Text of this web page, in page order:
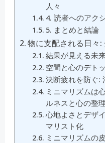
人々
4. 読者へのアク
5. まとめと結論
物に支配される日々
結果が見える未
空間と心のデト
決断疲れを防ぐ:
ミニマリズムは
ルネスと心の整理
心地よさとデザ
マリスト化
ミニマリズムの